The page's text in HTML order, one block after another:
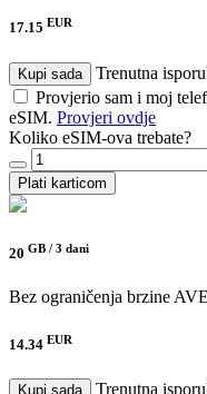
17.15 EUR
Kupi sada
Trenutna
Provjerio sam i moj
eSIM. Provjeri ovdje
Koliko eSIM-ova trebate?
Plati karticom
20 GB / 3 dani
Bez ograničenja brzine
14.34 EUR
Kupi sada Trenutna